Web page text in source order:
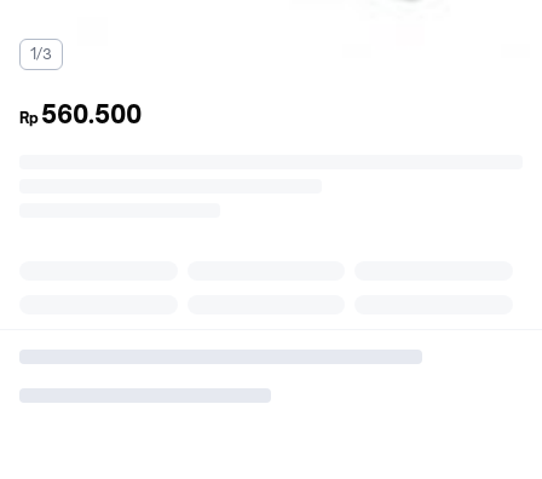
1/3
Rp 560.500